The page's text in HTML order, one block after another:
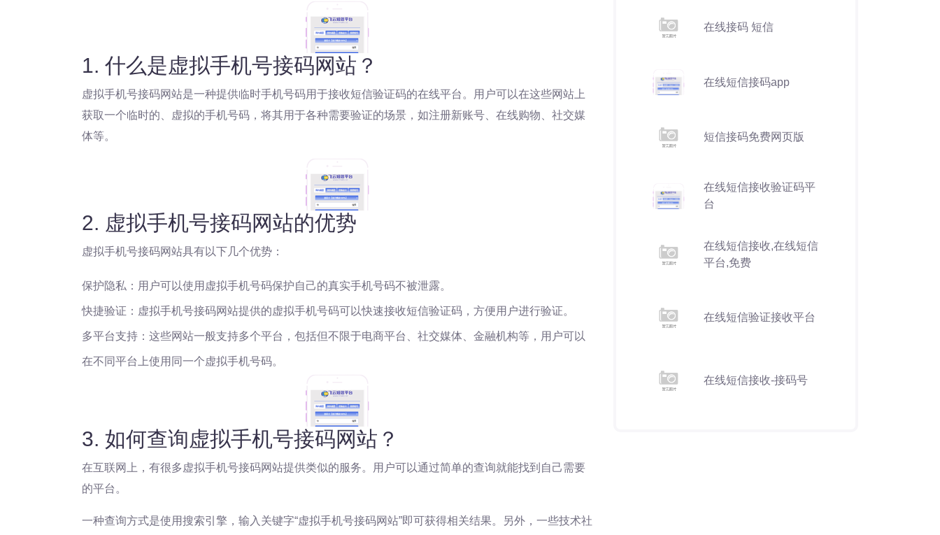
1. 什么是虚拟手机号接码网站？
虚拟手机号接码网站是一种提供临时手机号码用于接收短信验证码的在线平台。用户可以在这些网站上
获取一个临时的、虚拟的手机号码，将其用于各种需要验证的场景，如注册新账号、在线购物、社交媒
体等。
2. 虚拟手机号接码网站的优势
虚拟手机号接码网站具有以下几个优势：
保护隐私：用户可以使用虚拟手机号码保护自己的真实手机号码不被泄露。
快捷验证：虚拟手机号接码网站提供的虚拟手机号码可以快速接收短信验证码，方便用户进行验证。
多平台支持：这些网站一般支持多个平台，包括但不限于电商平台、社交媒体、金融机构等，用户可以
在不同平台上使用同一个虚拟手机号码。
3. 如何查询虚拟手机号接码网站？
在互联网上，有很多虚拟手机号接码网站提供类似的服务。用户可以通过简单的查询就能找到自己需要
的平台。
一种查询方式是使用搜索引擎，输入关键字“虚拟手机号接码网站”即可获得相关结果。另外，一些技术社
在线接码 短信
在线短信接码app
短信接码免费网页版
在线短信接收验证码平
台
在线短信接收,在线短信
平台,免费
在线短信验证接收平台
在线短信接收-接码号